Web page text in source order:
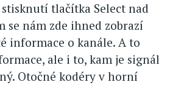
tlačítka Select nad
se nám zde ihned zobrazí
informace o kanále. A to
ale i to, kam je signál
Otočné kodéry v horní